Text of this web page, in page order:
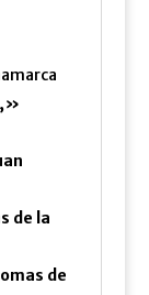
de la
de